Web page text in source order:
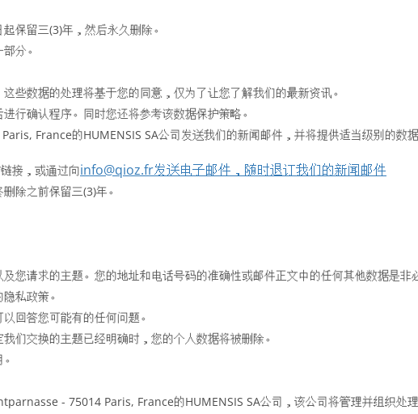
保留三(3)年，然后永久删除。
分。
些数据的处理将基于您的同意，仅为了让您了解我们的最新资讯。
行确认程序。同时您还将参考该数据保护策略。
France的HUMENSIS SA公司发送我们的新闻邮件，并将提供适当级别的数
接，或通过向info@qioz.fr发送电子邮件，随时退订我们的新闻邮件
除之前保留三(3)年。
您请求的主题。您的地址和电话号码的准确性或邮件正文中的任何其他数据是非
私政策。
回答您可能有的任何问题。
们交换的主题已经明确时，您的个人数据将被删除。
- 75014 Paris, France的HUMENSIS SA公司，该公司将管理并组织处理